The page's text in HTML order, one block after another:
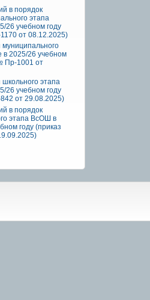
в порядок
этапа
26 учебном году
от 08.12.2025)
2025/26 учебном
Пр-1001 от
этапа
26 учебном году
от 29.08.2025)
в порядок
этапа ВсОШ в
году (приказ